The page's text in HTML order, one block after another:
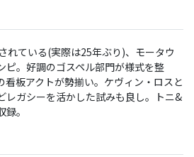
れている(実際は25年ぶり)、モータウ
ピ。好調のゴスペル部門が様式を整
看板アクトが勢揃い。ケヴィン・ロスと
レガシーを活かした試みも良し。トニ&
。